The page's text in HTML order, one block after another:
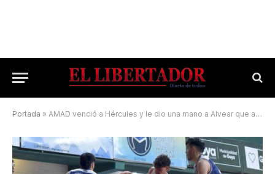
Portada » AMAD venció a Hércules y le dio una mano a Alvear que avanzó a cuartos de final